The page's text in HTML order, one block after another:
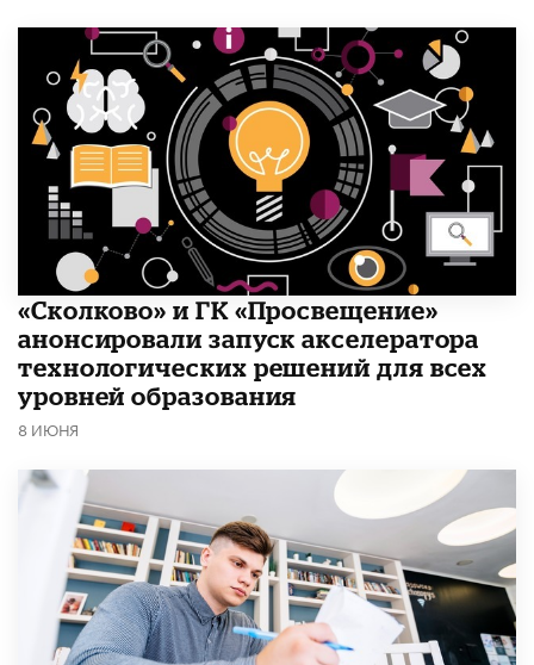
«Сколково» и ГК «Просвещение»
анонсировали запуск акселератора
технологических решений для всех
уровней образования
8 ИЮНЯ